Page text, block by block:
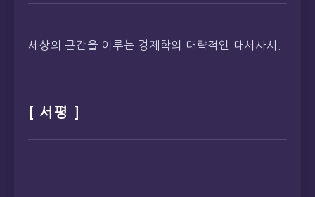
세상의 근간을 이루는 경제학의 대략적인 대서사시.
[ 서평 ]